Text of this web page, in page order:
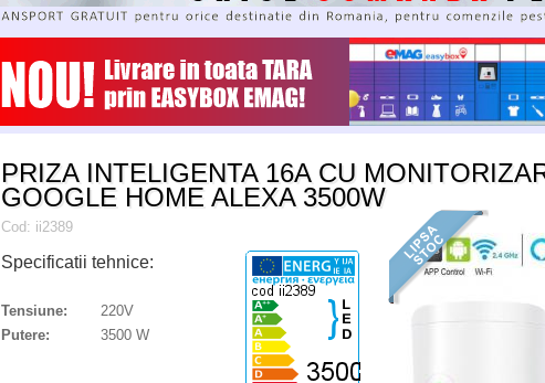
PRIZA INTELIGENTA 16A CU
GOOGLE HOME ALEXA 3500W
Cod: ii2389
Specificatii tehnice:
Tensiune:
220V
Putere:
3500 W